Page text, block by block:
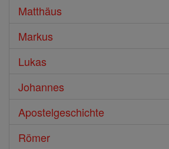
Matthäus
Markus
Lukas
Johannes
Apostelgeschichte
Römer